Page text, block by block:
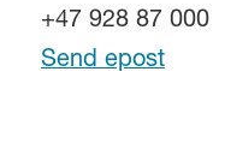
+47 928 87 000
Send epost